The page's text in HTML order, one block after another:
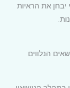
את הראיות
הנלווים